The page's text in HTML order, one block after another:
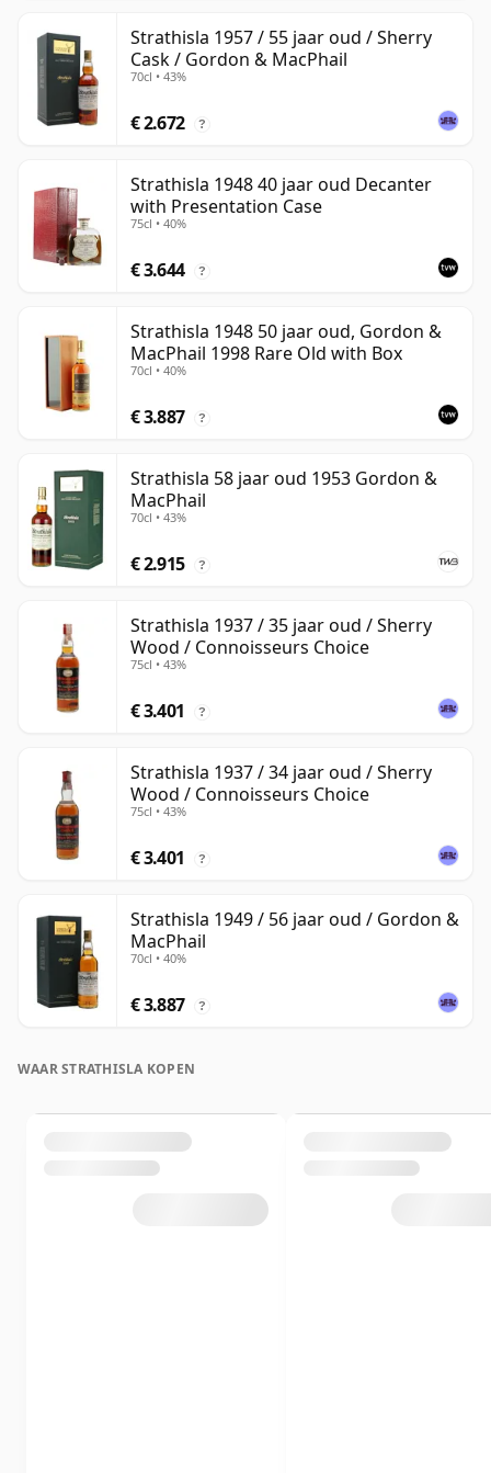
Strathisla 1957 / 55 jaar oud / Sherry
Cask / Gordon & MacPhail
70cl • 43%
€ 2.672 ?
Strathisla 1948 40 jaar oud Decanter
with Presentation Case
75cl • 40%
€ 3.644 ?
Strathisla 1948 50 jaar oud, Gordon &
MacPhail 1998 Rare Old with Box
70cl • 40%
€ 3.887 ?
Strathisla 58 jaar oud 1953 Gordon &
MacPhail
70cl • 43%
€ 2.915 ?
Strathisla 1937 / 35 jaar oud / Sherry
Wood / Connoisseurs Choice
75cl • 43%
€ 3.401 ?
Strathisla 1937 / 34 jaar oud / Sherry
Wood / Connoisseurs Choice
75cl • 43%
€ 3.401 ?
Strathisla 1949 / 56 jaar oud / Gordon &
MacPhail
70cl • 40%
€ 3.887 ?
WAAR STRATHISLA KOPEN